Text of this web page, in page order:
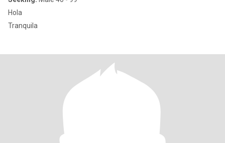
Hola
Tranquila